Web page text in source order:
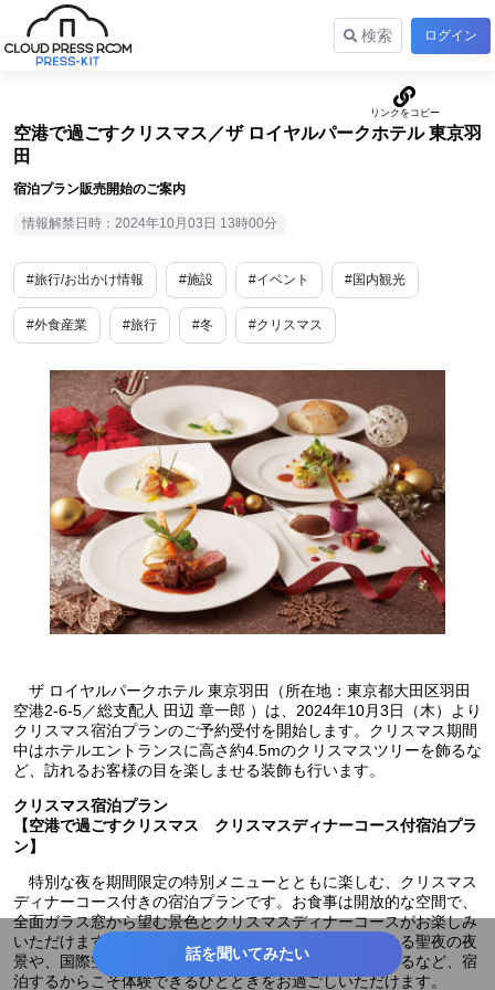
検索 ログイン
空港で過ごすクリスマス／ザ ロイヤルパークホテル 東京羽
田
宿泊プラン販売開始のご案内
情報解禁日時：2024年10月03日 13時00分
#旅行/お出かけ情報 #施設 #イベント #国内観光
#外食産業 #旅行 #冬 #クリスマス
ザ ロイヤルパークホテル 東京羽田（所在地：東京都大田区羽田
空港2-6-5／総支配人 田辺 章一郎 ）は、2024年10月3日（木）より
クリスマス宿泊プランのご予約受付を開始します。クリスマス期間
中はホテルエントランスに高さ約4.5mのクリスマスツリーを飾るな
ど、訪れるお客様の目を楽しませる装飾も行います。
クリスマス宿泊プラン
【空港で過ごすクリスマス クリスマスディナーコース付宿泊プラ
ン】
特別な夜を期間限定の特別メニューとともに楽しむ、クリスマス
ディナーコース付きの宿泊プランです。お食事は開放的な空間で、
全面ガラス窓から望む景色とクリスマスディナーコースがお楽しみ
いただけます。お食事の後は空港の展望デッキから眺める聖夜の夜
景や、国際空港ならではの独特な雰囲気の空間を散策するなど、宿
泊するからこそ体験できるひとときをお過ごしいただけます。
話を聞いてみたい